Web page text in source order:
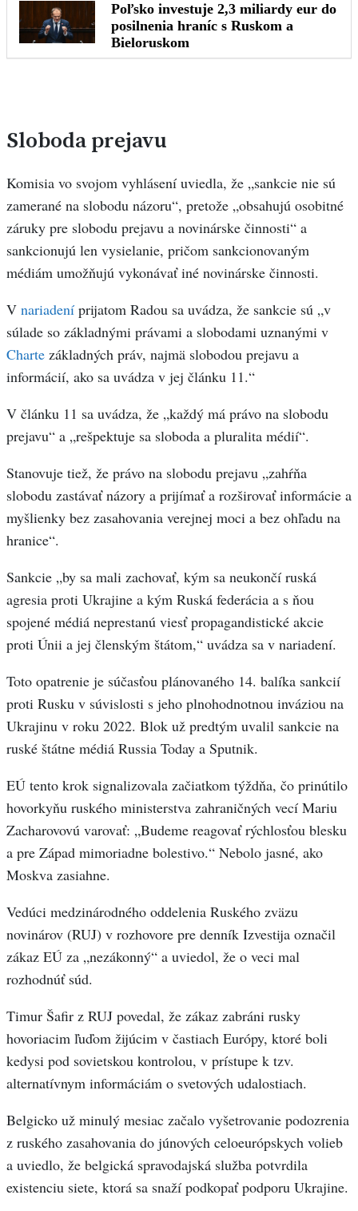
Sloboda prejavu
Komisia vo svojom vyhlásení uviedla, že „sankcie nie sú
zamerané na slobodu názoru“, pretože „obsahujú osobitné
záruky pre slobodu prejavu a novinárske činnosti“ a
sankcionujú len vysielanie, pričom sankcionovaným
médiám umožňujú vykonávať iné novinárske činnosti.
V nariadení prijatom Radou sa uvádza, že sankcie sú „v
súlade so základnými právami a slobodami uznanými v
Charte základných práv, najmä slobodou prejavu a
informácií, ako sa uvádza v jej článku 11.“
V článku 11 sa uvádza, že „každý má právo na slobodu
prejavu“ a „rešpektuje sa sloboda a pluralita médií“.
Stanovuje tiež, že právo na slobodu prejavu „zahŕňa
slobodu zastávať názory a prijímať a rozširovať informácie a
myšlienky bez zasahovania verejnej moci a bez ohľadu na
hranice“.
Sankcie „by sa mali zachovať, kým sa neukončí ruská
agresia proti Ukrajine a kým Ruská federácia a s ňou
spojené médiá neprestanú viesť propagandistické akcie
proti Únii a jej členským štátom,“ uvádza sa v nariadení.
Toto opatrenie je súčasťou plánovaného 14. balíka sankcií
proti Rusku v súvislosti s jeho plnohodnotnou inváziou na
Ukrajinu v roku 2022. Blok už predtým uvalil sankcie na
ruské štátne médiá Russia Today a Sputnik.
EÚ tento krok signalizovala začiatkom týždňa, čo prinútilo
hovorkyňu ruského ministerstva zahraničných vecí Mariu
Zacharovovú varovať: „Budeme reagovať rýchlosťou blesku
a pre Západ mimoriadne bolestivo.“ Nebolo jasné, ako
Moskva zasiahne.
Vedúci medzinárodného oddelenia Ruského zväzu
novinárov (RUJ) v rozhovore pre denník Izvestija označil
zákaz EÚ za „nezákonný“ a uviedol, že o veci mal
rozhodnúť súd.
Timur Šafir z RUJ povedal, že zákaz zabráni rusky
hovoriacim ľuďom žijúcim v častiach Európy, ktoré boli
kedysi pod sovietskou kontrolou, v prístupe k tzv.
alternatívnym informáciám o svetových udalostiach.
Belgicko už minulý mesiac začalo vyšetrovanie podozrenia
z ruského zasahovania do júnových celoeurópskych volieb
a uviedlo, že belgická spravodajská služba potvrdila
existenciu siete, ktorá sa snaží podkopať podporu Ukrajine.